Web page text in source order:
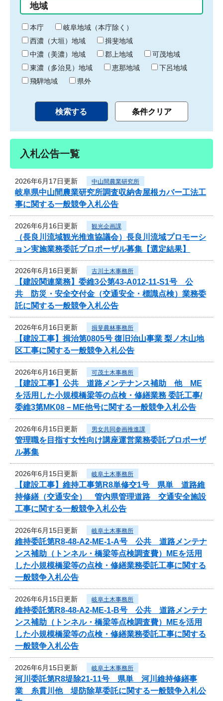
り
終
わ
り
地域
本庁
岐阜地域（本庁除く）
西濃（大垣）地域
揖斐地域
中濃（美濃）地域
郡上地域
可茂地域
東濃（多治見）地域
恵那地域
下呂地域
飛騨地域
県外
入札公告一覧
2026年6月17日更新 中山間農業研究所
岐阜県中山間農業研究所調査収納舎屋根カバー工法工
事に関する一般競争入札公告
2026年6月16日更新 観光企画課
（長良川流域観光推進協議会）長良川流域プロモーシ
ョン実施業務委託プロポーザル募集【選定結果】
2026年6月16日更新 古川土木事務所
【建設関連業務】委維3公第43-A012-11-S1号 公
共 防災・安全交付金（交通安全・標識点検）業務委
託に関する一般競争入札公告
2026年6月16日更新 揖斐農林事務所
【建設工事】揖治第0805号 復旧治山事業 梨ノ木山地
区工事に関する一般競争入札公告
2026年6月16日更新 可茂土木事務所
【建設工事】公共 道路メンテナンス補助 他 ME
を活用した小規模橋梁等の点検・修繕業務 委託工事/
委維3第MK08－ME他号に関する一般競争入札公告
2026年6月15日更新 男女共同参画推進課
管理職を目指す女性向け講座運営業務委託プロポーザ
ル募集
2026年6月15日更新 岐阜土木事務所
【建設工事】維持工事第R8単修交1号 県単 道路維
持修繕（交通安全） 管内県管理道路 交通安全施設
工事に関する一般競争入札公告
2026年6月15日更新 岐阜土木事務所
維持委託第R8-48-A2-ME-1-A号 公共 道路メンテナ
ンス補助（トンネル・橋梁等点検調査費）MEを活用
した小規模橋梁等の点検・修繕業務委託工事に関する
一般競争入札公告
2026年6月15日更新 岐阜土木事務所
維持委託第R8-48-A2-ME-1-B号 公共 道路メンテナ
ンス補助（トンネル・橋梁等点検調査費）MEを活用
した小規模橋梁等の点検・修繕業務委託工事に関する
一般競争入札公告
2026年6月15日更新 岐阜土木事務所
河川委託第R8堤除21-11号 県単 河川維持修繕事
業 糸貫川他 堤防除草委託に関する一般競争入札公